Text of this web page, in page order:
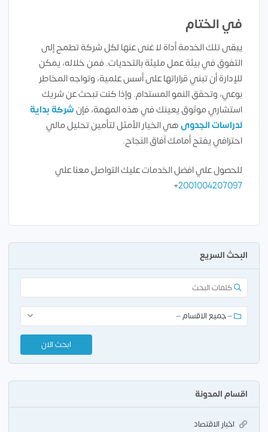
في الختام
يبقى تلك الخدمة أداة لا غنى عنها لكل شركة تطمح إلى
التفوق في بيئة عمل مليئة بالتحديات. فمن خلاله، يمكن
للإدارة أن تبني قراراتها على أسس علمية، وتواجه المخاطر
بوعي، وتحقق النمو المستدام. وإذا كنت تبحث عن شريك
استشاري موثوق يعينك في هذه المهمة، فإنشركة بداية
لدراسات الجدوىهي الخيار الأمثل لتأمين تحليل مالي
احترافي يفتح أمامك آفاق النجاح.
للحصول علي افضل الخدمات عليك التواصل معنا علي
2001004207097
+
البحث السريع
اقسام المدونة
اخبار الاقتصاد